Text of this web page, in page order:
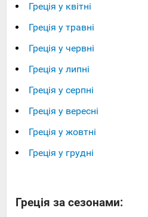
Греція у квітні
Греція у травні
Греція у червні
Греція у липні
Греція у серпні
Греція у вересні
Греція у жовтні
Греція у грудні
Греція за сезонами: